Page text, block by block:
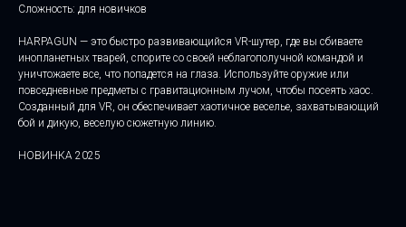
Сложность: для новичков
HARPAGUN — это быстро развивающийся VR-шутер, где вы сбиваете
инопланетных тварей, спорите со своей неблагополучной командой и
уничтожаете все, что попадется на глаза. Используйте оружие или
повседневные предметы с гравитационным лучом, чтобы посеять хаос.
Созданный для VR, он обеспечивает хаотичное веселье, захватывающий
бой и дикую, веселую сюжетную линию.
НОВИНКА 2025